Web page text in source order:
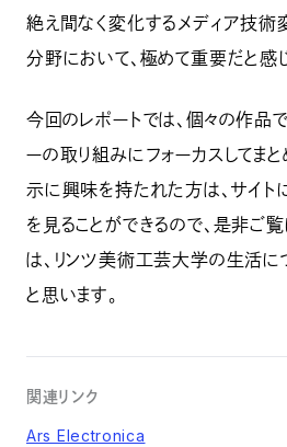
絶え間なく変化するメディア技術
分野において、極めて重要だと感じ
今回のレポートでは、個々の作品
ーの取り組みにフォーカスしてま
示に興味を持たれた方は、サイ
を見ることができるので、是非ご
は、リンツ美術工芸大学の生活に
と思います。
関連リンク
Ars Electronica